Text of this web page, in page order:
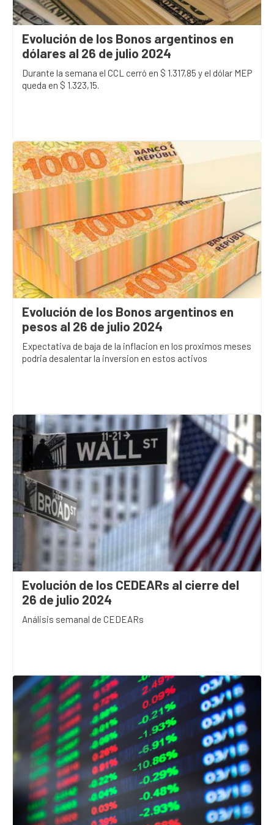
Evolución de los Bonos argentinos en
dólares al 26 de julio 2024
Durante la semana el CCL cerró en $ 1.317,85 y el dólar MEP
queda en $ 1.323,15.
Evolución de los Bonos argentinos en
pesos al 26 de julio 2024
Expectativa de baja de la inflacion en los proximos meses
podria desalentar la inversion en estos activos
Evolución de los CEDEARs al cierre del
26 de julio 2024
Análisis semanal de CEDEARs